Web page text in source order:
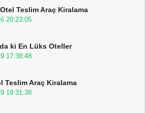
Teslim Araç Kiralama
20:23:05
ki En Lüks Oteller
17:38:48
Teslim Araç Kiralama
19:31:38